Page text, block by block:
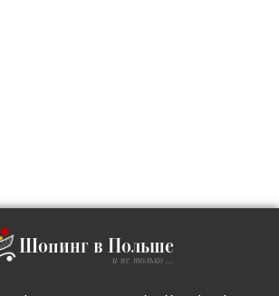
Шопинг в Польше
и не только ...